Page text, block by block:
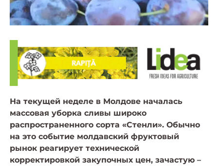
На текущей неделе в Молдове началась
массовая уборка сливы широко
распространенного сорта «Стенли». Обычно
на это событие молдавский фруктовый
рынок реагирует технической
корректировкой закупочных цен, зачастую –